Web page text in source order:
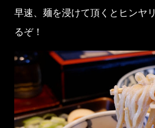
早速、麺を浸けて頂くとヒンヤ
るぞ！